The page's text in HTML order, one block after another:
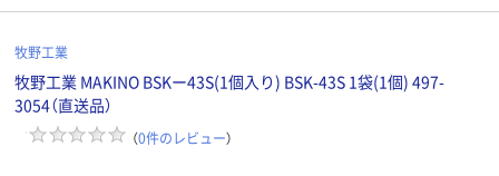
牧野工業
牧野工業 MAKINO BSKー43S(1個入り) BSK-43S 1袋(1個) 497-
3054（直送品）
（0件のレビュー）